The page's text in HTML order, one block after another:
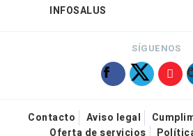
INFOSALUS
SÍGUENOS
Contacto Aviso legal